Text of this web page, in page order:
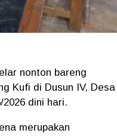
nonton bareng
Kufi di Dusun IV, Desa
dini hari.
merupakan